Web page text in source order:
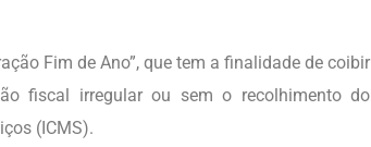
Fim de Ano”, que tem a finalidade de coibir
fiscal irregular ou sem o recolhimento do
(ICMS).